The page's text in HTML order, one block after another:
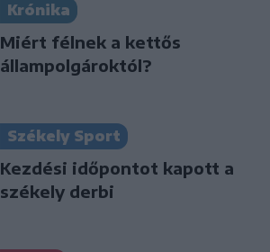
Krónika
Miért félnek a kettős
állampolgároktól?
Székely Sport
Kezdési időpontot kapott a
székely derbi